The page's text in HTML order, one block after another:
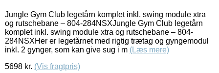
Jungle Gym Club legetårn komplet inkl. swing module xtra
og rutschebane – 804-284NSXJungle Gym Club legetårn
komplet inkl. swing module xtra og rutschebane – 804-
284NSXHer er legetårnet med rigtig trætag og gyngemodul
inkl. 2 gynger, som kan give sug i m (Læs mere)
5698 kr. (Vis fragtpris)